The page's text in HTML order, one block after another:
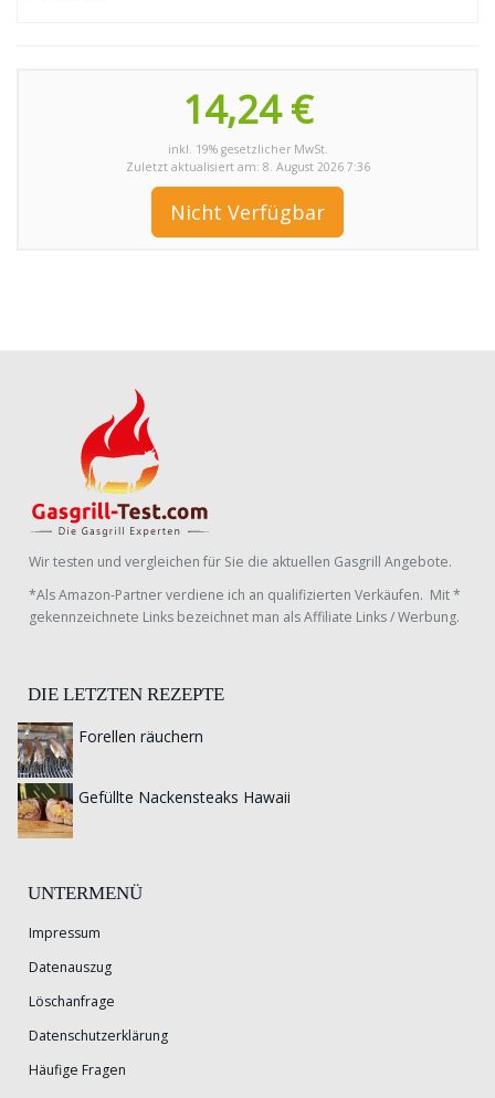
14,24 €
inkl. 19% gesetzlicher MwSt.
Zuletzt aktualisiert am: 8. August 2026 7:36
Nicht Verfügbar
Wir testen und vergleichen für Sie die aktuellen Gasgrill Angebote.
*Als Amazon-Partner verdiene ich an qualifizierten Verkäufen. Mit *
gekennzeichnete Links bezeichnet man als Affiliate Links / Werbung.
DIE LETZTEN REZEPTE
Forellen räuchern
Gefüllte Nackensteaks Hawaii
UNTERMENÜ
Impressum
Datenauszug
Löschanfrage
Datenschutzerklärung
Häufige Fragen